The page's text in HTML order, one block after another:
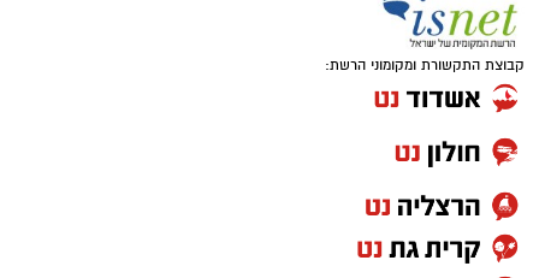
קבוצת התקשורת ומקומוני הרשת: